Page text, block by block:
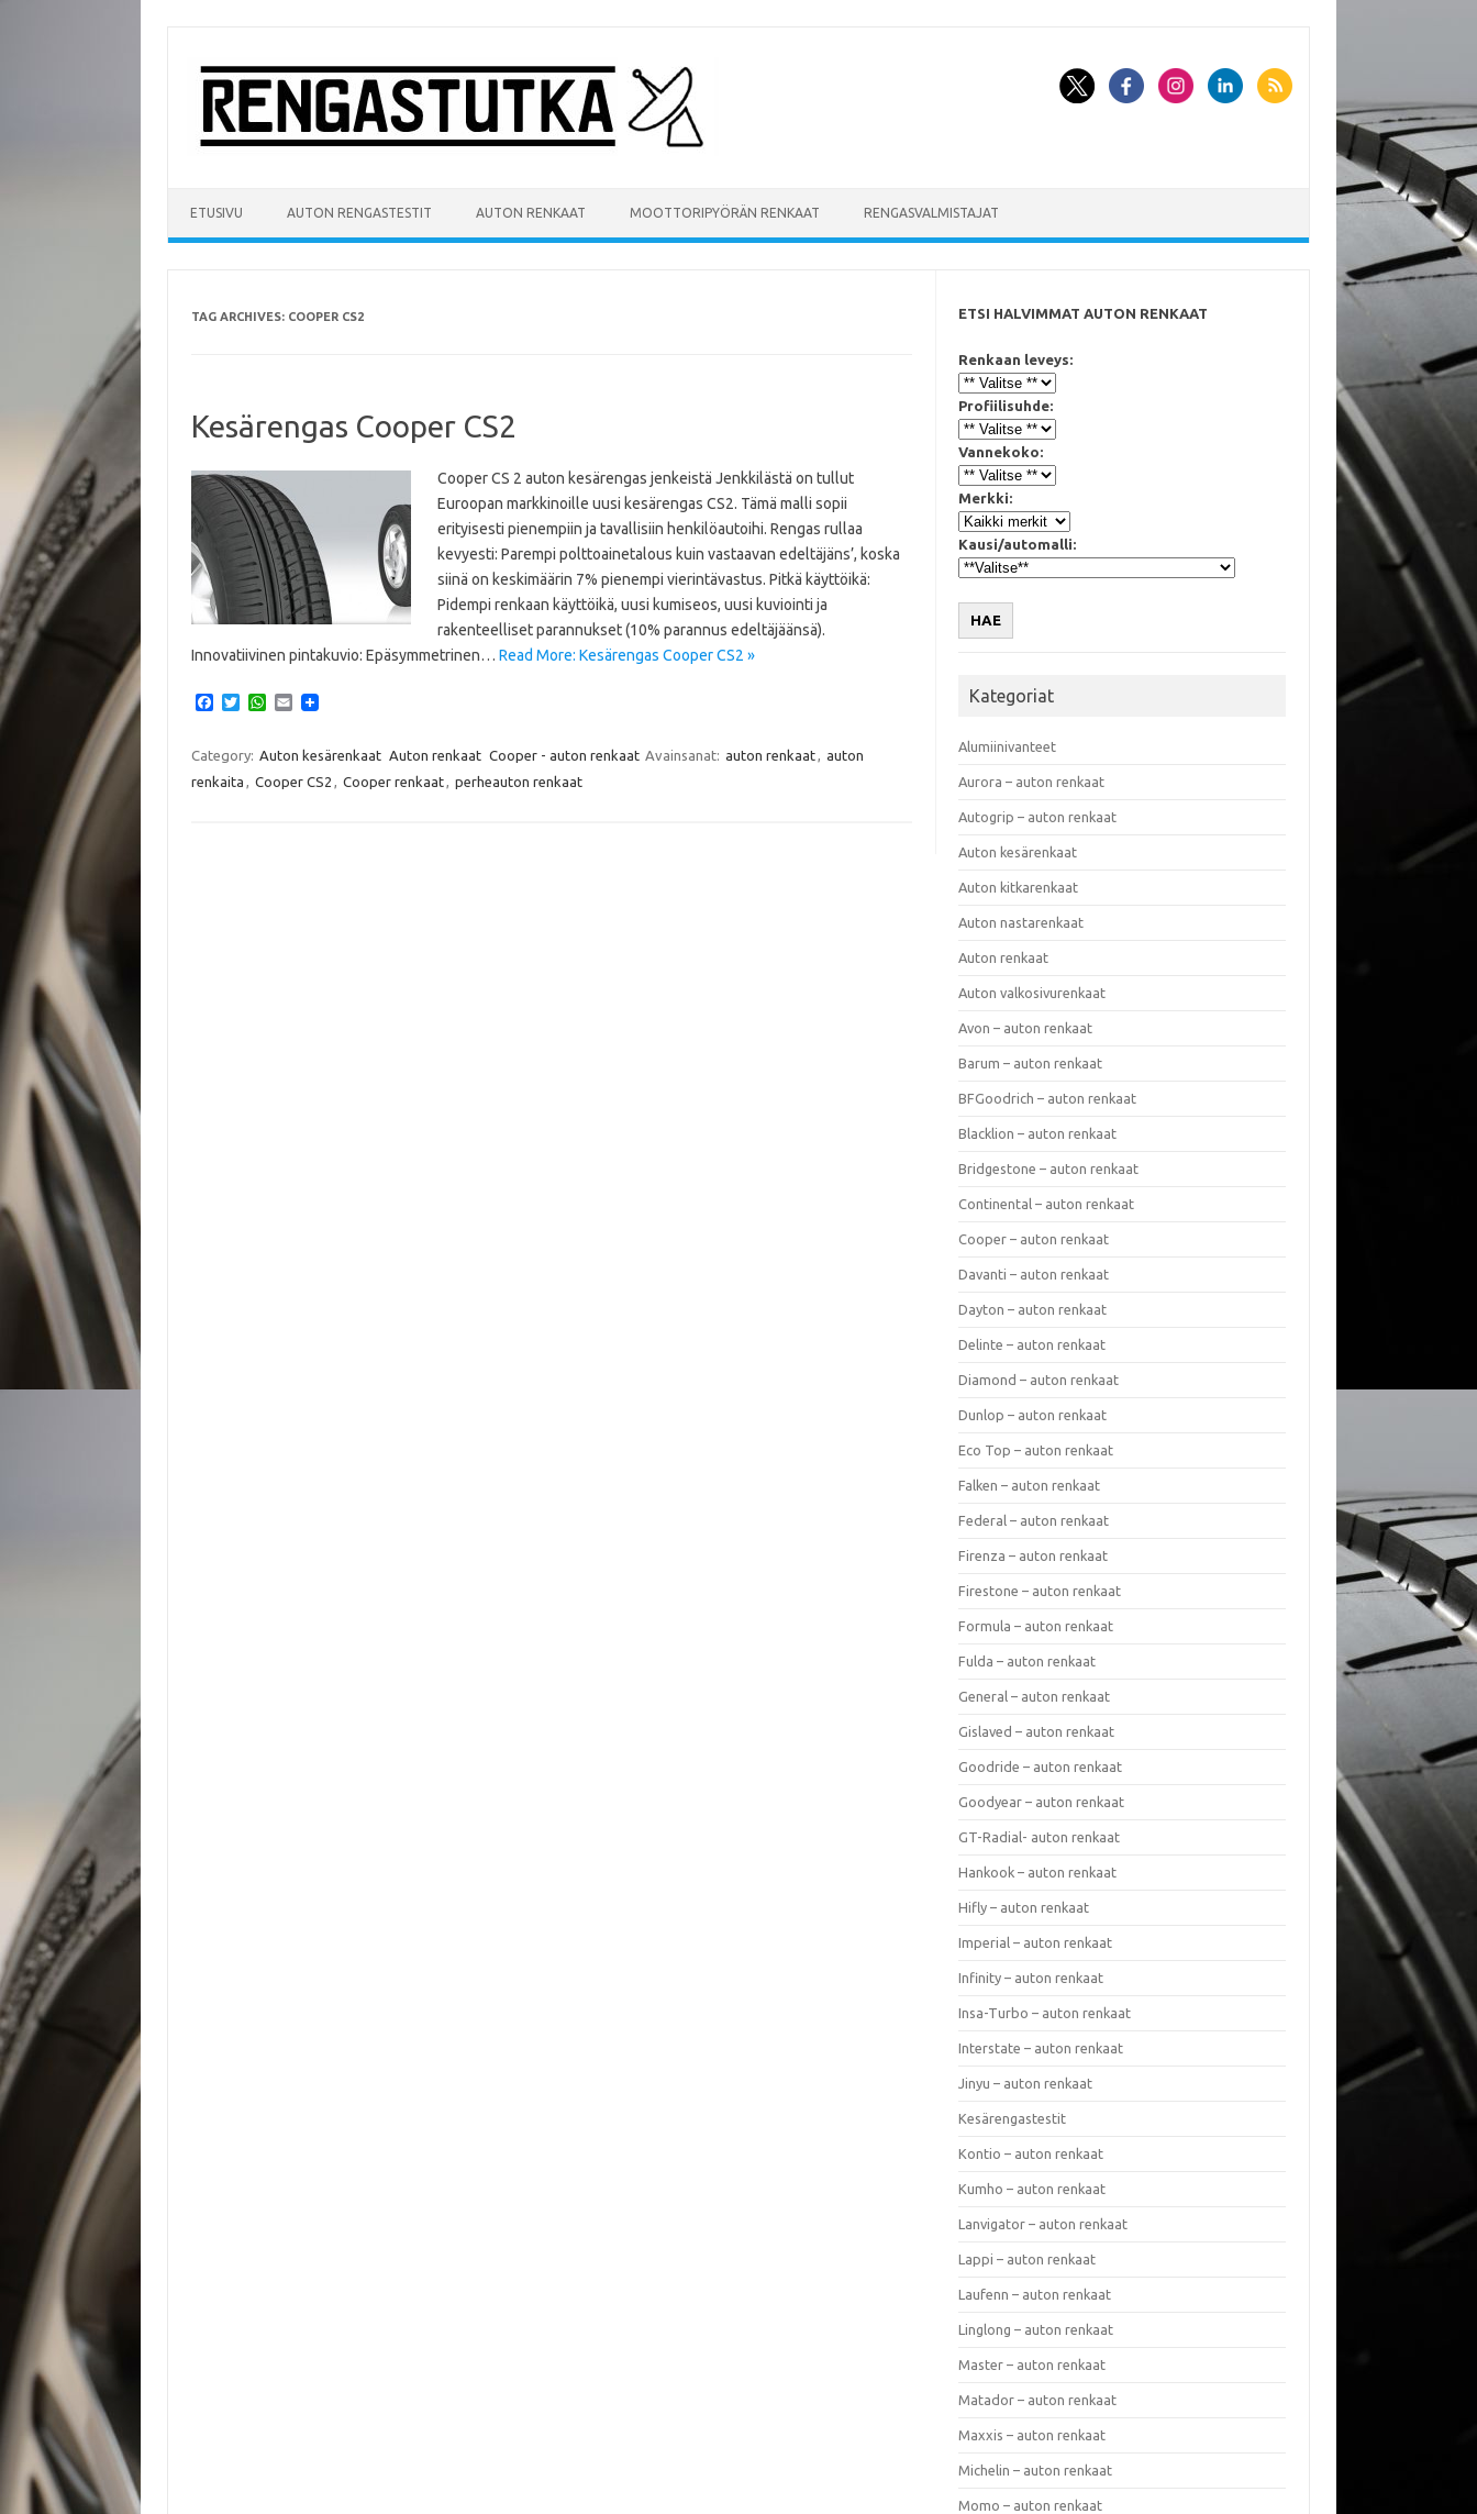
content
ETUSIVU AUTON RENGASTESTIT AUTON RENKAAT MOOTTORIPYÖRÄN RENKAAT RENGASVALMISTAJAT
TAG ARCHIVES: COOPER CS2
Kesärengas Cooper CS2
Cooper CS 2 auton kesärengas jenkeistä Jenkkilästä on tullut
Euroopan markkinoille uusi kesärengas CS2. Tämä malli sopii
erityisesti pienempiin ja tavallisiin henkilöautoihi. Rengas rullaa
kevyesti: Parempi polttoainetalous kuin vastaavan edeltäjäns’, koska
siinä on keskimäärin 7% pienempi vierintävastus. Pitkä käyttöikä:
Pidempi renkaan käyttöikä, uusi kumiseos, uusi kuviointi ja
rakenteelliset parannukset (10% parannus edeltäjäänsä).
Innovatiivinen pintakuvio: Epäsymmetrinen… Read More: Kesärengas Cooper CS2 »
e
b
o
T
t
e
W
t
A
E
i
Category: Auton kesärenkaat Auton renkaat Cooper - auton renkaat Avainsanat: auton renkaat, auton
renkaita , Cooper CS2 , Cooper renkaat, perheauton renkaat
ETSI HALVIMMAT AUTON RENKAAT
Renkaan leveys:
Profiilisuhde:
Vannekoko:
Merkki:
Kausi/automalli:
HAE
Kategoriat
Alumiinivanteet
Aurora – auton renkaat
Autogrip – auton renkaat
Auton kesärenkaat
Auton kitkarenkaat
Auton nastarenkaat
Auton renkaat
Auton valkosivurenkaat
Avon – auton renkaat
Barum – auton renkaat
BFGoodrich – auton renkaat
Blacklion – auton renkaat
Bridgestone – auton renkaat
Continental – auton renkaat
Cooper – auton renkaat
Davanti – auton renkaat
Dayton – auton renkaat
Delinte – auton renkaat
Diamond – auton renkaat
Dunlop – auton renkaat
Eco Top – auton renkaat
Falken – auton renkaat
Federal – auton renkaat
Firenza – auton renkaat
Firestone – auton renkaat
Formula – auton renkaat
Fulda – auton renkaat
General – auton renkaat
Gislaved – auton renkaat
Goodride – auton renkaat
Goodyear – auton renkaat
GT-Radial- auton renkaat
Hankook – auton renkaat
Hifly – auton renkaat
Imperial – auton renkaat
Infinity – auton renkaat
Insa-Turbo – auton renkaat
Interstate – auton renkaat
Jinyu – auton renkaat
Kesärengastestit
Kontio – auton renkaat
Kumho – auton renkaat
Lanvigator – auton renkaat
Lappi – auton renkaat
Laufenn – auton renkaat
Linglong – auton renkaat
Master – auton renkaat
Matador – auton renkaat
Maxxis – auton renkaat
Michelin – auton renkaat
Momo – auton renkaat